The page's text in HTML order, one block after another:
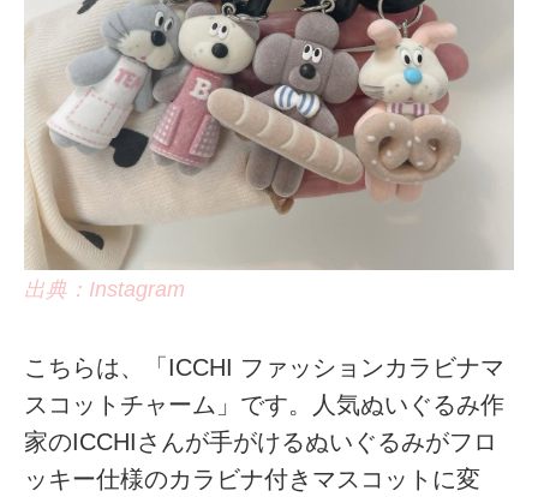
出典：Instagram
こちらは、「ICCHI ファッションカラビナマ
スコットチャーム」です。人気ぬいぐるみ作
家のICCHIさんが手がけるぬいぐるみがフロ
ッキー仕様のカラビナ付きマスコットに変